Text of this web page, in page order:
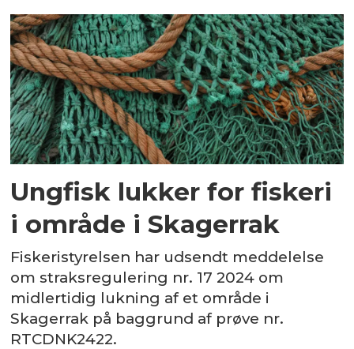
Ungfisk lukker for fiskeri
i område i Skagerrak
Fiskeristyrelsen har udsendt meddelelse
om straksregulering nr. 17 2024 om
midlertidig lukning af et område i
Skagerrak på baggrund af prøve nr.
RTCDNK2422.